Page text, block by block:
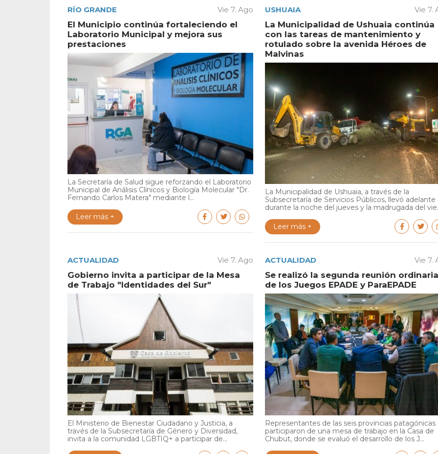
RÍO GRANDE Vie 7. Ago
El Municipio continúa fortaleciendo el
Laboratorio Municipal y mejora sus
prestaciones
La Secretaría de Salud sigue reforzando el Laboratorio
Municipal de Análisis Clínicos y Biología Molecular "Dr.
Fernando Carlos Matera" mediante l...
Leer más +
USHUAIA Vie 7.
La Municipalidad de Ushuaia continúa
con las tareas de mantenimiento y
rotulado sobre la avenida Héroes de
Malvinas
La Municipalidad de Ushuaia, a través de la
Subsecretaría de Servicios Públicos, llevó adelante
durante la noche del jueves y la madrugada del
Leer más +
ACTUALIDAD Vie 7. Ago
Gobierno invita a participar de la Mesa
de Trabajo "Identidades del Sur"
El Ministerio de Bienestar Ciudadano y Justicia, a
través de la Subsecretaría de Género y Diversidad,
invita a la comunidad LGBTIQ+ a participar de...
ACTUALIDAD Vie 7.
Se realizó la segunda reunión ordinaria
de los Juegos EPADE y ParaEPADE
Representantes de las seis provincias patagónicas
participaron de una mesa de trabajo en la Casa de
Chubut, donde se evaluó el desarrollo de los J...